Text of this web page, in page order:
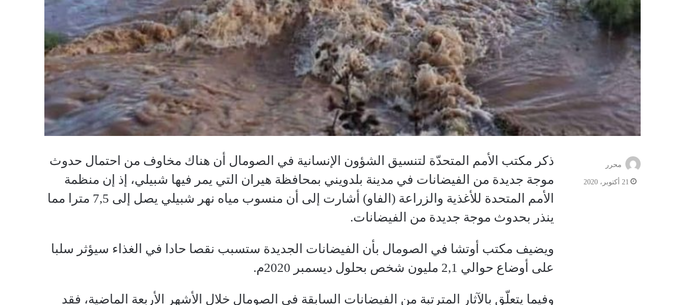
ذكر مكتب الأمم المتحدّة لتنسيق الشؤون الإنسانية في الصومال أن هناك مخاوف من احتمال حدوث
موجة جديدة من الفيضانات في مدينة بلدويني بمحافظة هيران التي يمر فيها شبيلي، إذ إن منظمة
الأمم المتحدة للأغذية والزراعة (الفاو) أشارت إلى أن منسوب مياه نهر شبيلي يصل إلى 7,5 مترا مما
ينذر بحدوث موجة جديدة من الفيضانات.
ويضيف مكتب أوتشا في الصومال بأن الفيضانات الجديدة ستسبب نقصا حادا في الغذاء سيؤثر سلبا
على أوضاع حوالي 2,1 مليون شخص بحلول ديسمبر 2020م.
وفيما يتعلّق بالآثار المترتبة من الفيضانات السابقة في الصومال خلال الأشهر الأربعة الماضية، فقد
محرر
21 أكتوبر، 2020